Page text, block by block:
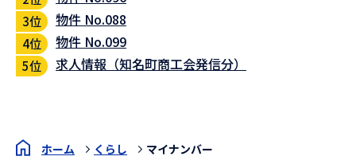
物件 No.088
物件 No.099
求人情報（知名町商工会発信分）
ホーム くらし マイナンバー